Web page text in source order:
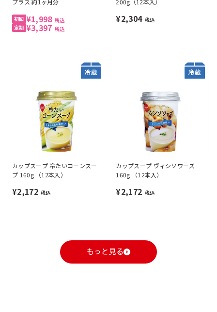
¥1,998 税込
¥3,397 税込
¥2,304 税込
カップスープ 冷たいコーンスー
プ 160g （12本入）
¥2,172 税込
カップスープ ヴィシソワーズ
160g （12本入）
¥2,172 税込
もっと見る